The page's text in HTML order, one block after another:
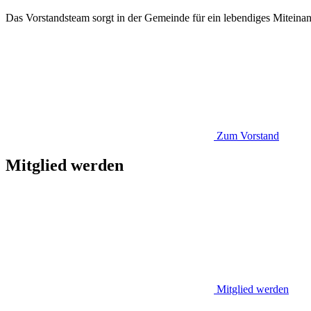
Das Vorstandsteam sorgt in der Gemeinde für ein lebendiges
Zum Vorstand
Mitglied werden
Mitglied werden